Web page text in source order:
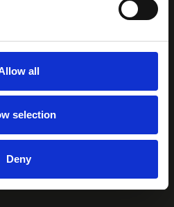
all
selection
Deny